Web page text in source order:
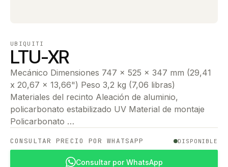
UBIQUITI
LTU-XR
Mecánico Dimensiones 747 x 525 x 347 mm (29,41
x 20,67 x 13,66") Peso 3,2 kg (7,06 libras)
Materiales del recinto Aleación de aluminio,
policarbonato estabilizado UV Material de montaje
Policarbonato …
CONSULTAR PRECIO POR WHATSAPP DISPONIBLE
Consultar por WhatsApp